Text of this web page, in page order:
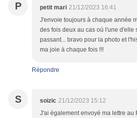
P petit mari 21/12/2023 16:41
J'envoie toujours à chaque année
des fois deux au cas où l'une d'elle
passant... bravo pour la photo et
ma joie à chaque fois !!!
Répondre
S soizic 21/12/2023 15:12
J'ai également envoyé ma lettre au